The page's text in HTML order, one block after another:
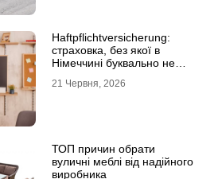
Haftpflichtversicherung:
страховка, без якої в
Німеччині буквально не
21 Червня, 2026
ТОП причин обрати
вуличні меблі від надійного
виробника